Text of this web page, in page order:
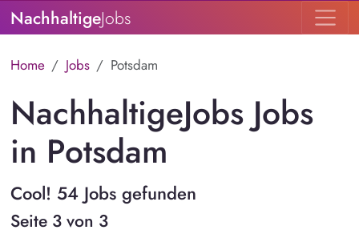
NachhaltigeJobs
Home Jobs Potsdam
NachhaltigeJobs Jobs
in Potsdam
Cool! 54 Jobs gefunden
Seite 3 von 3